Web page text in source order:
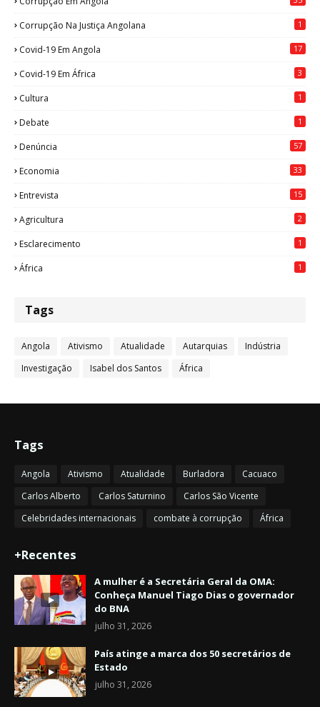
Corrupção Na Justiça Angolana 1
Covid-19 Em Angola 17
Covid-19 Em África 3
Cultura 1
Debate 1
Denúncia 57
Economia 33
Entrevista 15
Agricultura 2
Esclarecimento 1
África 1
Tags
Angola Ativismo Atualidade Autarquias
Indústria
Investigação
Isabel dos Santos África
Tags
Angola Ativismo Atualidade Burladora
Cacuaco
Carlos Alberto
Carlos Saturnino
Carlos São Vicente
Celebridades internacionais
combate à corrupção África
+Recentes
A mulher é a Secretária Geral da OMA:
Conheça Manuel Tiago Dias o governador
do BNA
julho 31, 2026
País atinge a marca dos 50 secretários de
Estado
julho 31, 2026